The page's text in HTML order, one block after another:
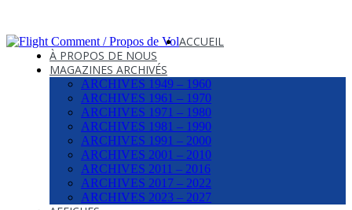
ACCUEIL
À PROPOS DE NOUS
MAGAZINES ARCHIVÉS
ARCHIVES 1949 – 1960
ARCHIVES 1961 – 1970
ARCHIVES 1971 – 1980
ARCHIVES 1981 – 1990
ARCHIVES 1991 – 2000
ARCHIVES 2001 – 2010
ARCHIVES 2011 – 2016
ARCHIVES 2017 – 2022
ARCHIVES 2023 – 2027